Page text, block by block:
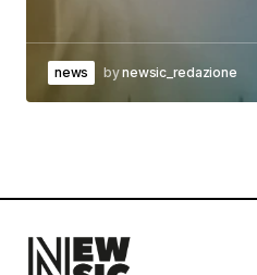
news bynewsic_redazione